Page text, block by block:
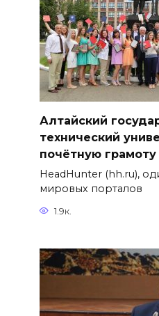
Алтайский
технический
почётную грамоту
HeadHunter (hh.ru),
мировых порталов
1.9к.